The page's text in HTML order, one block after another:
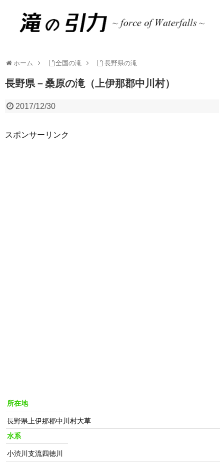
ホーム 全国の滝 長野県の滝
長野県－桑原の滝（上伊那郡中川村）
2017/12/30
スポンサーリンク
所在地
長野県上伊那郡中川村大草
水系
小渋川支流四徳川